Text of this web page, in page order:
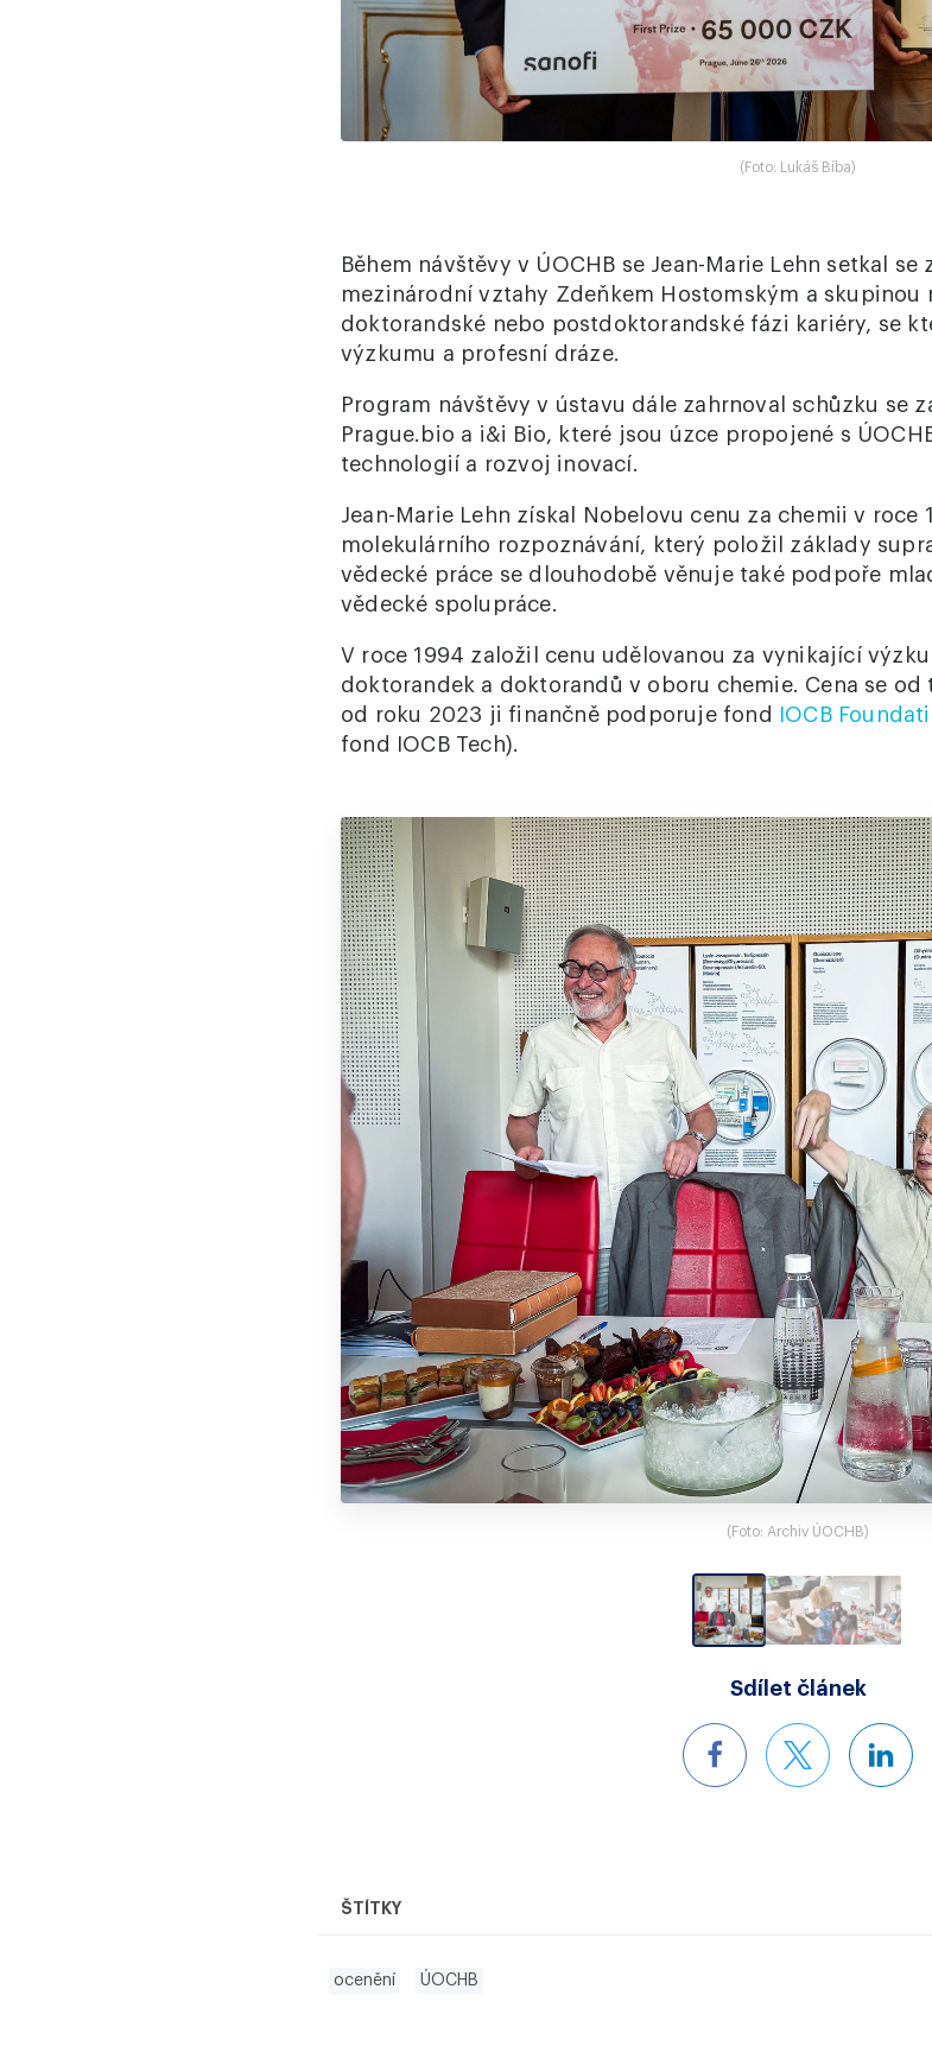
(Foto: Lukáš Bíba)
Během návštěvy v ÚOCHB se Jean-Marie Lehn setkal
mezinárodní vztahy Zdeňkem Hostomským a skupinou
doktorandské nebo postdoktorandské fázi kariéry, se
výzkumu a profesní dráze.
Program návštěvy v ústavu dále zahrnoval schůzku se
Prague.bio a i&i Bio, které jsou úzce propojené s
technologií a rozvoj inovací.
Jean-Marie Lehn získal Nobelovu cenu za chemii v roce
molekulárního rozpoznávání, který položil základy
vědecké práce se dlouhodobě věnuje také podpoře
vědecké spolupráce.
V roce 1994 založil cenu udělovanou za vynikající
doktorandek a doktorandů v oboru chemie. Cena se
od roku 2023 ji finančně podporuje fond
IOCB
fond IOCB Tech).
(Foto: Archiv ÚOCHB)
Sdílet článek
ŠTÍTKY
ocenění ÚOCHB